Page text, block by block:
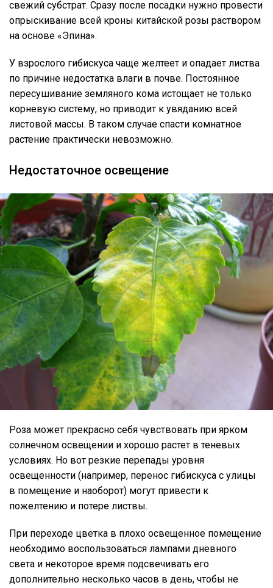
свежий субстрат. Сразу после посадки нужно провести
опрыскивание всей кроны китайской розы раствором
на основе «Эпина».
У взрослого гибискуса чаще желтеет и опадает листва
по причине недостатка влаги в почве. Постоянное
пересушивание земляного кома истощает не только
корневую систему, но приводит к увяданию всей
листовой массы. В таком случае спасти комнатное
растение практически невозможно.
Недостаточное освещение
Роза может прекрасно себя чувствовать при ярком
солнечном освещении и хорошо растет в теневых
условиях. Но вот резкие перепады уровня
освещенности (например, перенос гибискуса с улицы
в помещение и наоборот) могут привести к
пожелтению и потере листвы.
При переходе цветка в плохо освещенное помещение
необходимо воспользоваться лампами дневного
света и некоторое время подсвечивать его
дополнительно несколько часов в день, чтобы не